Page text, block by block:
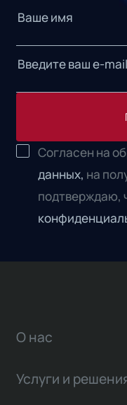
Согласен на
данных, на
подтверждаю,
О нас
Услуги и